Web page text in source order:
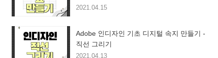
2021.04.15
Adobe 인디자인 기초 디지털 속지 만들기 -
직선 그리기
2021.04.13